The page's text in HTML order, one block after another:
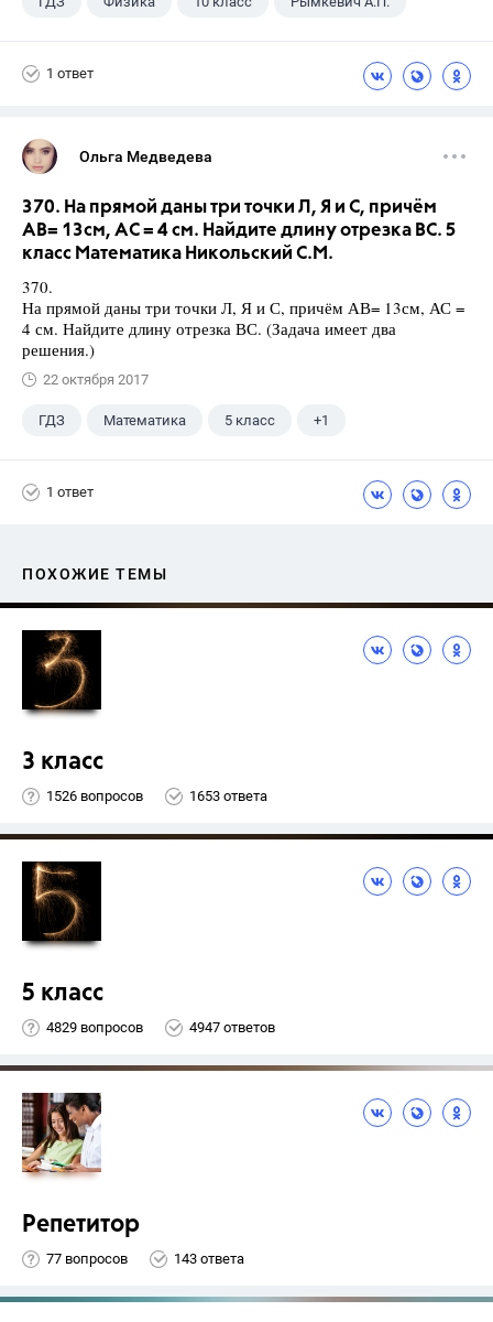
1 ответ
Ольга Медведева
370. На прямой даны три точки Л, Я и С, причём
АВ= 13см, АС = 4 см. Найдите длину отрезка ВС. 5
класс Математика Никольский С.М.
370.
На прямой даны три точки Л, Я и С, причём АВ= 13см, АС =
4 см. Найдите длину отрезка ВС. (Задача имеет два
решения.)
22 октября 2017
ГДЗ Математика 5 класс +1
1 ответ
ПОХОЖИЕ ТЕМЫ
3 класс
1526 вопросов 1653 ответа
5 класс
4829 вопросов 4947 ответов
Репетитор
77 вопросов 143 ответа